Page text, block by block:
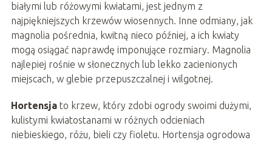
białymi lub różowymi kwiatami, jest jednym z
najpiękniejszych krzewów wiosennych. Inne odmiany, jak
magnolia pośrednia, kwitną nieco później, a ich kwiaty
mogą osiągać naprawdę imponujące rozmiary. Magnolia
najlepiej rośnie w słonecznych lub lekko zacienionych
miejscach, w glebie przepuszczalnej i wilgotnej.
Hortensjato krzew, który zdobi ogrody swoimi dużymi,
kulistymi kwiatostanami w różnych odcieniach
niebieskiego, różu, bieli czy fioletu. Hortensja ogrodowa